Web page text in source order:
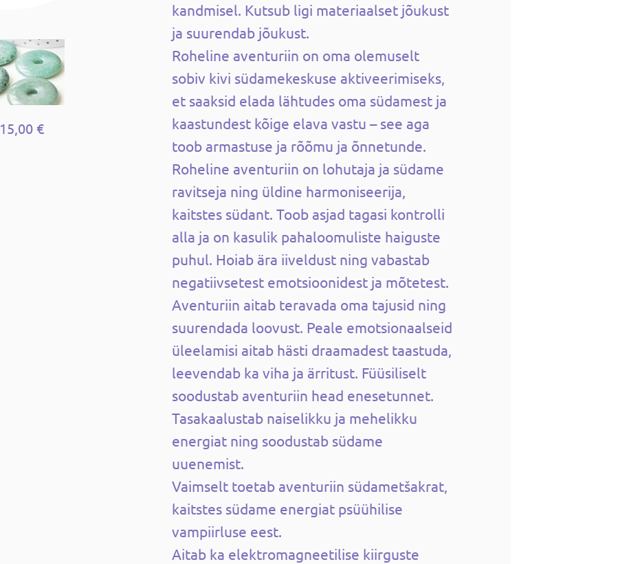
15,00 €
kandmisel. Kutsub ligi materiaalset jõukust
ja suurendab jõukust.
Roheline aventuriin on oma olemuselt
sobiv kivi südamekeskuse aktiveerimiseks,
et saaksid elada lähtudes oma südamest ja
kaastundest kõige elava vastu – see aga
toob armastuse ja rõõmu ja õnnetunde.
Roheline aventuriin on lohutaja ja südame
ravitseja ning üldine harmoniseerija,
kaitstes südant. Toob asjad tagasi kontrolli
alla ja on kasulik pahaloomuliste haiguste
puhul. Hoiab ära iiveldust ning vabastab
negatiivsetest emotsioonidest ja mõtetest.
Aventuriin aitab teravada oma tajusid ning
suurendada loovust. Peale emotsionaalseid
üleelamisi aitab hästi draamadest taastuda,
leevendab ka viha ja ärritust. Füüsiliselt
soodustab aventuriin head enesetunnet.
Tasakaalustab naiselikku ja mehelikku
energiat ning soodustab südame
uuenemist.
Vaimselt toetab aventuriin südametšakrat,
kaitstes südame energiat psüühilise
vampiirluse eest.
Aitab ka elektromagneetilise kiirguste